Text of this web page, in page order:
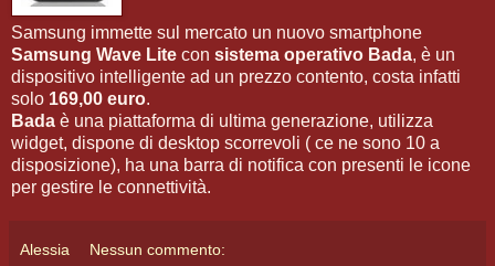
Samsung immette sul mercato un nuovo smartphone
Samsung Wave Lite con sistema operativo Bada, è un
dispositivo intelligente ad un prezzo contento, costa infatti
solo 169,00 euro.
Bada è una piattaforma di ultima generazione, utilizza
widget, dispone di desktop scorrevoli ( ce ne sono 10 a
disposizione), ha una barra di notifica con presenti le icone
per gestire le connettività.
Alessia Nessun commento: